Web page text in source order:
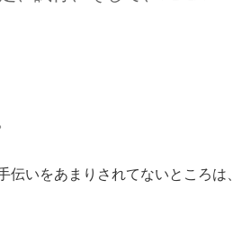
いをあまりされてないところは、